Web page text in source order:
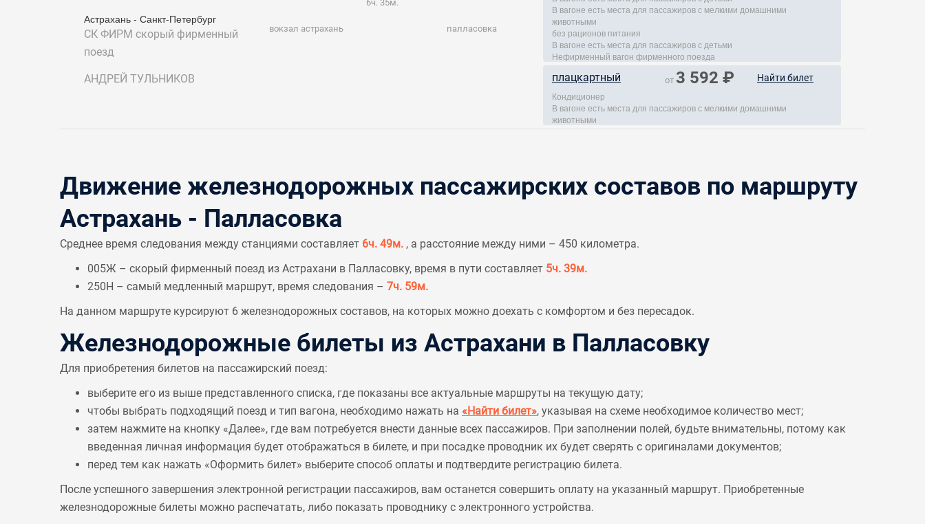
Астрахань - Санкт-Петербург
СК ФИРМскорый фирменный
поезд
АНДРЕЙ ТУЛЬНИКОВ
вокзал астрахань
6ч. 35м.
палласовка
В вагоне есть места для пассажиров с мелкими домашними
животными
без рационов питания
В вагоне есть места для пассажиров с детьми
Нефирменный вагон фирменного поезда
плацкартный от3 592 ₽ Найти билет
Кондиционер
В вагоне есть места для пассажиров с мелкими домашними
животными
Движение железнодорожных пассажирских составов по маршруту
Астрахань - Палласовка
Среднее время следования между станциями составляет 6ч. 49м. , а расстояние между ними – 450 километра.
005Ж – скорый фирменный поезд из Астрахани в Палласовку, время в пути составляет 5ч. 39м.
250Н – самый медленный маршрут, время следования – 7ч. 59м.
На данном маршруте курсируют 6 железнодорожных составов, на которых можно доехать с комфортом и без пересадок.
Железнодорожные билеты из Астрахани в Палласовку
Для приобретения билетов на пассажирский поезд:
выберите его из выше представленного списка, где показаны все актуальные маршруты на текущую дату;
чтобы выбрать подходящий поезд и тип вагона, необходимо нажать на «Найти билет», указывая на схеме необходимое количество мест;
затем нажмите на кнопку «Далее», где вам потребуется внести данные всех пассажиров. При заполнении полей, будьте внимательны, потому как
введенная личная информация будет отображаться в билете, и при посадке проводник их будет сверять с оригиналами документов;
перед тем как нажать «Оформить билет» выберите способ оплаты и подтвердите регистрацию билета.
После успешного завершения электронной регистрации пассажиров, вам останется совершить оплату на указанный маршрут. Приобретенные
железнодорожные билеты можно распечатать, либо показать проводнику с электронного устройства.